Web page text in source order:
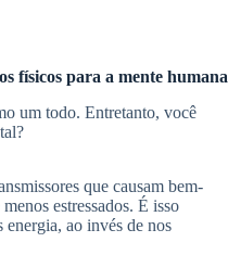
físicos para a mente humana
um todo. Entretanto, você
que causam bem-
estressados. É isso
ao invés de nos